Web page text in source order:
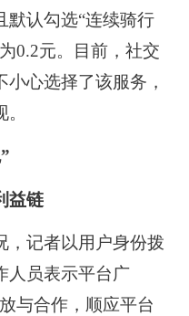
默认勾选“连续骑行
0.2元。目前，社交
心选择了该服务，
益链
记者以用户身份拨
人员表示平台广
与合作，顺应平台